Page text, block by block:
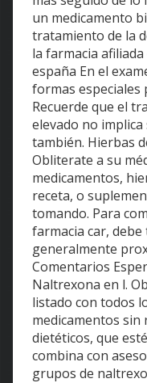
un medicamento
tratamiento de la
la farmacia
españa En el
formas especiales
Recuerde que el
elevado no
también. Hierbas
Obliterate a su
medicamentos,
receta, o
tomando. Para
farmacia car,
generalmente
Comentarios
Naltrexona en l.
listado con todos
medicamentos sin
dietéticos, que
combina con
grupos de